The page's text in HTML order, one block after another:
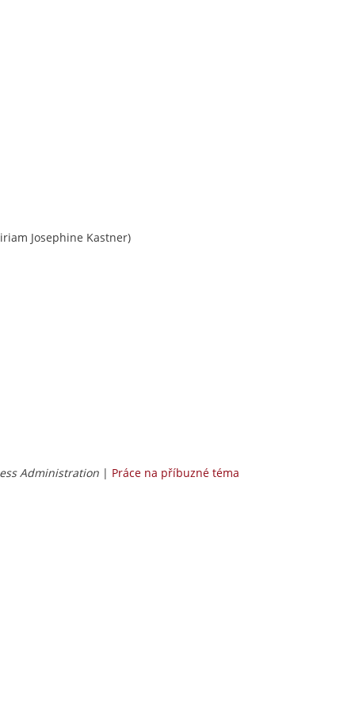
Josephine Kastner)
Administration | Práce na příbuzné téma